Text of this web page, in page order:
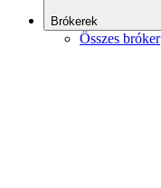
Brókerek
Összes bróker